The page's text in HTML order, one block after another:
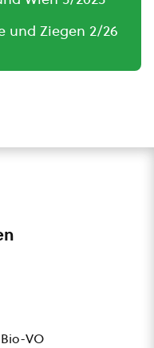
und Ziegen 2/26
VO